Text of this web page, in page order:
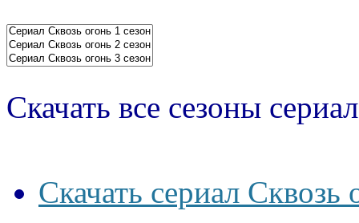
Скачать все сезоны
Скачать сериал Сквозь